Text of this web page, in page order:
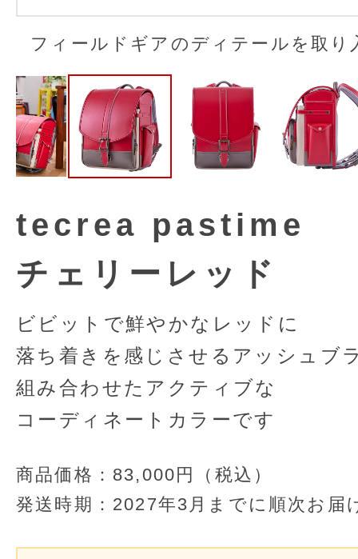
フィールドギアのディテールを取
tecrea pastime
チェリーレッド
ビビットで鮮やかなレッドに
落ち着きを感じさせるアッシュブ
組み合わせたアクティブな
コーディネートカラーです
商品価格： 83,000円（税込）
発送時期： 2027年3月までに順次お届